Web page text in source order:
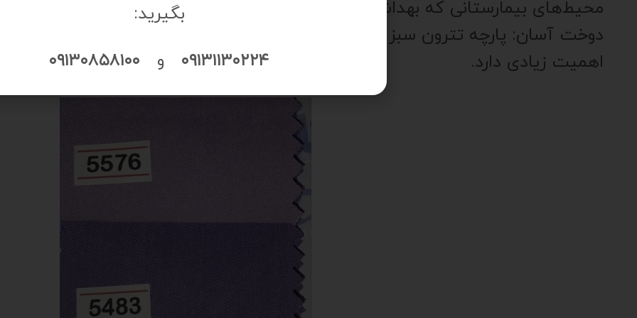
محیط‌های بیمارستانی که بهداشت اهمیت زیادی دارد، بسیار مهم است.
دوخت آسان: پارچه تترون سبز روشن به راحتی دوخته می‌شود و این مسئله در تولید
اهمیت زیادی دارد.
بگیرید:
۰۹۱۳۱۱۳۰۲۲۴ و ۰۹۱۳۰۸۵۸۱۰۰